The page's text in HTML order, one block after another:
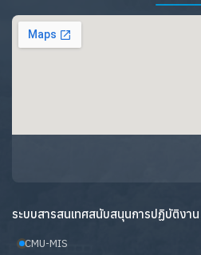
ระบบสารสนเทศสนับสนุนการปฏิบัติงาน
CMU-MIS